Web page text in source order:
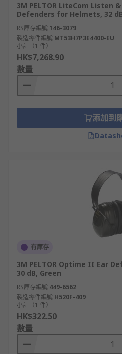
3M PELTOR LiteCom Listen
Defenders for Helmets, 32
RS庫存編號 146-3079
製造零件編號 MT53H7P3E4400-EU
小計（1 件）
HK$7,268.90
數量
添加到
有庫存
3M PELTOR Optime II Ear
30 dB, Green
RS庫存編號 449-6562
製造零件編號 H520F-409
小計（1 件）
HK$322.50
數量